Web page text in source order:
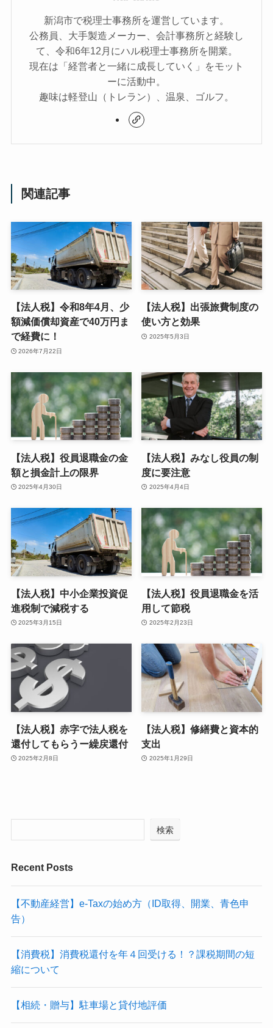
新潟市で税理士事務所を運営しています。
公務員、大手製造メーカー、会計事務所と経験し
て、令和6年12月にハル税理士事務所を開業。
現在は「経営者と一緒に成長していく」をモット
ーに活動中。
趣味は軽登山（トレラン）、温泉、ゴルフ。
関連記事
【法人税】令和8年4月、少
額減価償却資産で40万円ま
で経費に！
2026年7月22日
【法人税】出張旅費制度の
使い方と効果
2025年5月3日
【法人税】役員退職金の金
額と損金計上の限界
2025年4月30日
【法人税】みなし役員の制
度に要注意
2025年4月4日
【法人税】中小企業投資促
進税制で減税する
2025年3月15日
【法人税】役員退職金を活
用して節税
2025年2月23日
【法人税】赤字で法人税を
還付してもらうー繰戻還付
2025年2月8日
【法人税】修繕費と資本的
支出
2025年1月29日
検索
Recent Posts
【不動産経営】e-Taxの始め方（ID取得、開業、青色申
告）
【消費税】消費税還付を年４回受ける！？課税期間の短
縮について
【相続・贈与】駐車場と貸付地評価